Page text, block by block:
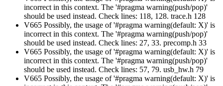
incorrect in this context. The '#pragma warning(push/pop)'
should be used instead. Check lines: 118, 128. trace.h 128
V665 Possibly, the usage of '#pragma warning(default: X)' is
incorrect in this context. The '#pragma warning(push/pop)'
should be used instead. Check lines: 27, 33. precomp.h 33
V665 Possibly, the usage of '#pragma warning(default: X)' is
incorrect in this context. The '#pragma warning(push/pop)'
should be used instead. Check lines: 57, 79. usb_hw.h 79
V665 Possibly, the usage of '#pragma warning(default: X)' is